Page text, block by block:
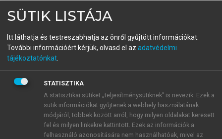
fiókoddal,vagy hozz létre új fiókot.
A regisztráció után apróbaidőszakautomatikusan
BELÉPÉS SAJÁT FIÓKKAL
ÚJ FIÓK LÉTREHOZÁSA
1 óra díjmentes hozzáférés
SÜTIK LISTÁJA
Itt láthatja és testreszabhatja az önről gyűjtött információkat.
További információért kérjük, olvasd el az adatvédelmi
tájékoztatónkat
STATISZTIKA
A statisztikai sütiket „teljesítménysütiknek” is nevezik. Ezek a
sütik információkat gyűjtenek a webhely használatának
módjáról, többek között arról, hogy milyen oldalakat keresett
fel és milyen linkekre kattintott. Ezek az információk a
felhasználó azonosítására nem használhatóak, mivel az